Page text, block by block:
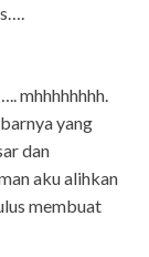
mhhhhhhhh.
yang
dan
aku alihkan
membuat